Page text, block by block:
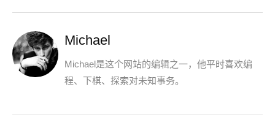
Michael
Michael是这个网站的编辑之一，他平时喜欢编
程、下棋、探索对未知事务。